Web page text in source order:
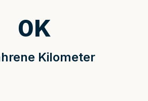
Kilometer
0K